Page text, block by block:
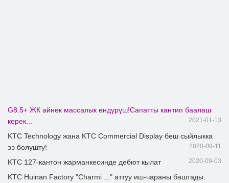
G8.5+ ЖК айнек массалык өндүрүш!Сапатты кантип баалаш
керек...
2021-01-13
KTC Technology жана KTC Commercial Display беш сыйлыкка
ээ болушту!
2020-09-11
KTC 127-кантон жарманкесинде дебют кылат 2020-09-03
KTC Huinan Factory "Charmi ..." аттуу иш-чараны баштады.